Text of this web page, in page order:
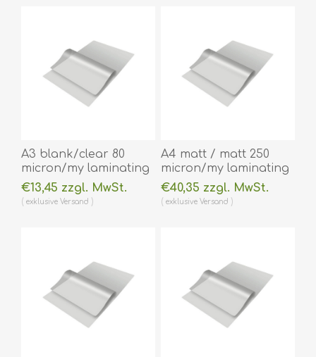
A3 blank/clear 80
micron/my laminating
pouch 303 x 426 mm
hot lamination 100
€13,45 zzgl. MwSt.
exklusive Versand
A4 matt / matt 250
micron/my laminating
pouch 216 x 303 mm
hot lamination 100
€40,35 zzgl. MwSt.
exklusive Versand